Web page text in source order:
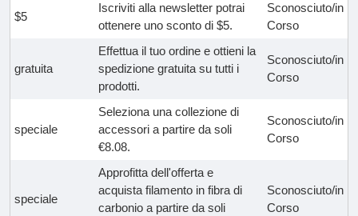
$5
Iscriviti alla newsletter potrai
ottenere uno sconto di $5.
Sconosciuto/in
Corso
gratuita
Effettua il tuo ordine e ottieni la
spedizione gratuita su tutti i
prodotti.
Sconosciuto/in
Corso
speciale
Seleziona una collezione di
accessori a partire da soli
€8.08.
Sconosciuto/in
Corso
speciale
Approfitta dell'offerta e
acquista filamento in fibra di
carbonio a partire da soli
Sconosciuto/in
Corso